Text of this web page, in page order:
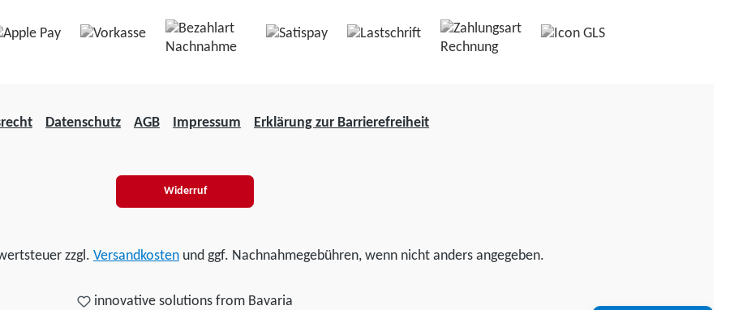
Datenschutz AGB Impressum Erklärung zur Barrierefreiheit
Widerruf
zzgl. Versandkosten und ggf. Nachnahmegebühren, wenn nicht anders angegeben.
innovative solutions from Bavaria